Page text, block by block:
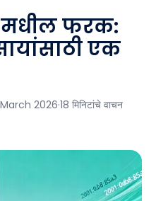
मधील फरक:
एक
2026·18 मिनिटांचे वाचन